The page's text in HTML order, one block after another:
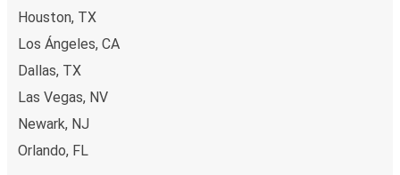
Houston, TX
Los Ángeles, CA
Dallas, TX
Las Vegas, NV
Newark, NJ
Orlando, FL